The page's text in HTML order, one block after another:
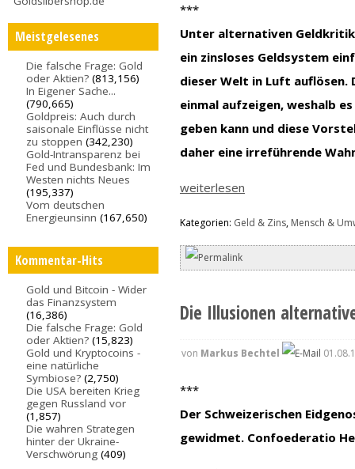
Meistgelesenes
Die falsche Frage: Gold
oder Aktien? (813,156)
In Eigener Sache...
(790,665)
Goldpreis: Auch durch
saisonale Einflüsse nicht
zu stoppen (342,230)
Gold-Intransparenz bei
Fed und Bundesbank: Im
Westen nichts Neues
(195,337)
Vom deutschen
Energieunsinn (167,650)
Kommentar-Hits
Gold und Bitcoin - Wider
das Finanzsystem
(16,386)
Die falsche Frage: Gold
oder Aktien? (15,823)
Gold und Kryptocoins -
eine natürliche
Symbiose? (2,750)
Die USA bereiten Krieg
gegen Russland vor
(1,857)
Die wahren Strategen
hinter der Ukraine-
Verschwörung (409)
***
Unter alternativen
ein zinsloses Geldsystem
dieser Welt in Luft auflösen.
einmal aufzeigen, weshalb
geben kann und diese
daher eine irreführende
weiterlesen
Kategorien: Geld & Zins, Mensch &
Die Illusionen
von Markus Bechtel
***
Der Schweizerischen
gewidmet. Confoederatio